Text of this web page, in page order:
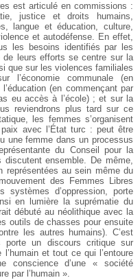
est articulé en commissions :
justice et droits humains,
langue et éducation, culture,
et autodéfense. En effet,
les besoins identifiés par les
de leurs efforts se centre sur la
que sur les violences familiales
l’économie communale (en
(en commençant par
eu accès à l’école) ; et sur la
reviendrons plus tard sur ce
les femmes s’organisent
avec l’État turc : peut être
une femme dans un processus
du Conseil pour la
ensemble. De même,
représentées au sein même du
des Femmes Libres
systèmes d’oppression, porte
en lumière la suprématie du
débuté au néolithique avec la
outils de chasses pour ensuite
les autres humains). C’est
porte un discours critique sur
et tout ce qui l’entoure
d’une « société
par l’humain ».